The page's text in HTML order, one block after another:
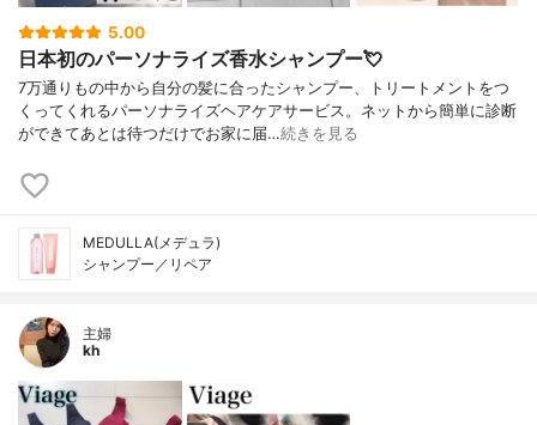
5.00
日本初のパーソナライズ香水シャンプー💘
7万通りもの中から自分の髪に合ったシャンプー、トリートメントをつ
くってくれるパーソナライズヘアケアサービス。ネットから簡単に診断
ができてあとは待つだけでお家に届…続きを見る
MEDULLA(メデュラ)
シャンプー／リペア
主婦
kh